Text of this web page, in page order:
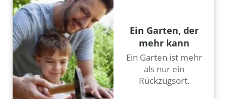
Ein Garten, der
mehr kann
Ein Garten ist mehr
als nur ein
Rückzugsort.